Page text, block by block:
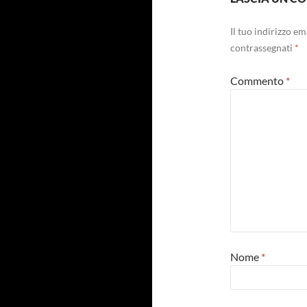
Il tuo indirizzo
contrassegnati *
Commento *
Nome *